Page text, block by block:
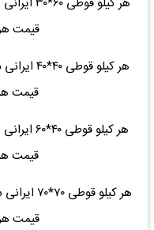
قیمت هر
قیمت هر
قیمت هر
قیمت هر